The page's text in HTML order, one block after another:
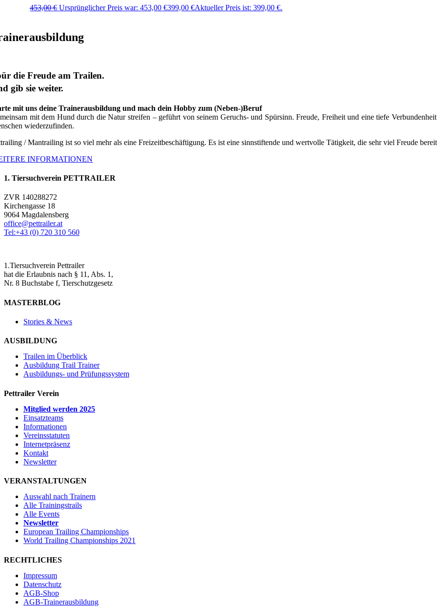
453,00€ Ursprünglicher Preis war: 453,00 €399,00€Aktueller Preis ist: 399,00 €.
die Freude am Trailen.
gib sie weiter.
mit uns deine Trainerausbildung und mach dein Hobby zum (Neben-)Beruf
mit dem Hund durch die Natur streifen – geführt von seinem Geruchs- und Spürsinn. Freude, Freiheit und eine tiefe
wiederzufinden.
/ Mantrailing ist so viel mehr als eine Freizeitbeschäftigung. Es ist eine sinnstiftende und wertvolle Tätigkeit, die sehr viel Freude
INFORMATIONEN
1. Tiersuchverein PETTRAILER
ZVR 140288272
Kirchengasse 18
9064 Magdalensberg
office@pettrailer.at
Tel:+43 (0) 720 310 560
1.Tiersuchverein Pettrailer
hat die Erlaubnis nach § 11, Abs. 1,
Nr. 8 Buchstabe f, Tierschutzgesetz
MASTERBLOG
Stories & News
AUSBILDUNG
Trailen im Überblick
Ausbildung Trail Trainer
Ausbildungs- und Prüfungssystem
Pettrailer Verein
Mitglied werden 2025
Einsatzteams
Informationen
Vereinsstatuten
Internetpräsenz
Kontakt
Newsletter
VERANSTALTUNGEN
Auswahl nach Trainern
Alle Trainingstrails
Alle Events
Newsletter
European Trailing Championships
World Trailing Championships 2021
RECHTLICHES
Impressum
Datenschutz
AGB-Shop
AGB-Trainerausbildung